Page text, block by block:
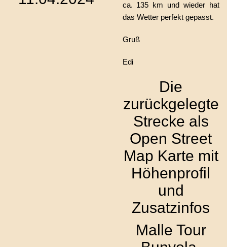
ca. 135 km und wieder hat
das Wetter perfekt gepasst.
Gruß
Edi
Die
zurückgelegte
Strecke als
Open Street
Map Karte mit
Höhenprofil
und
Zusatzinfos
Malle Tour